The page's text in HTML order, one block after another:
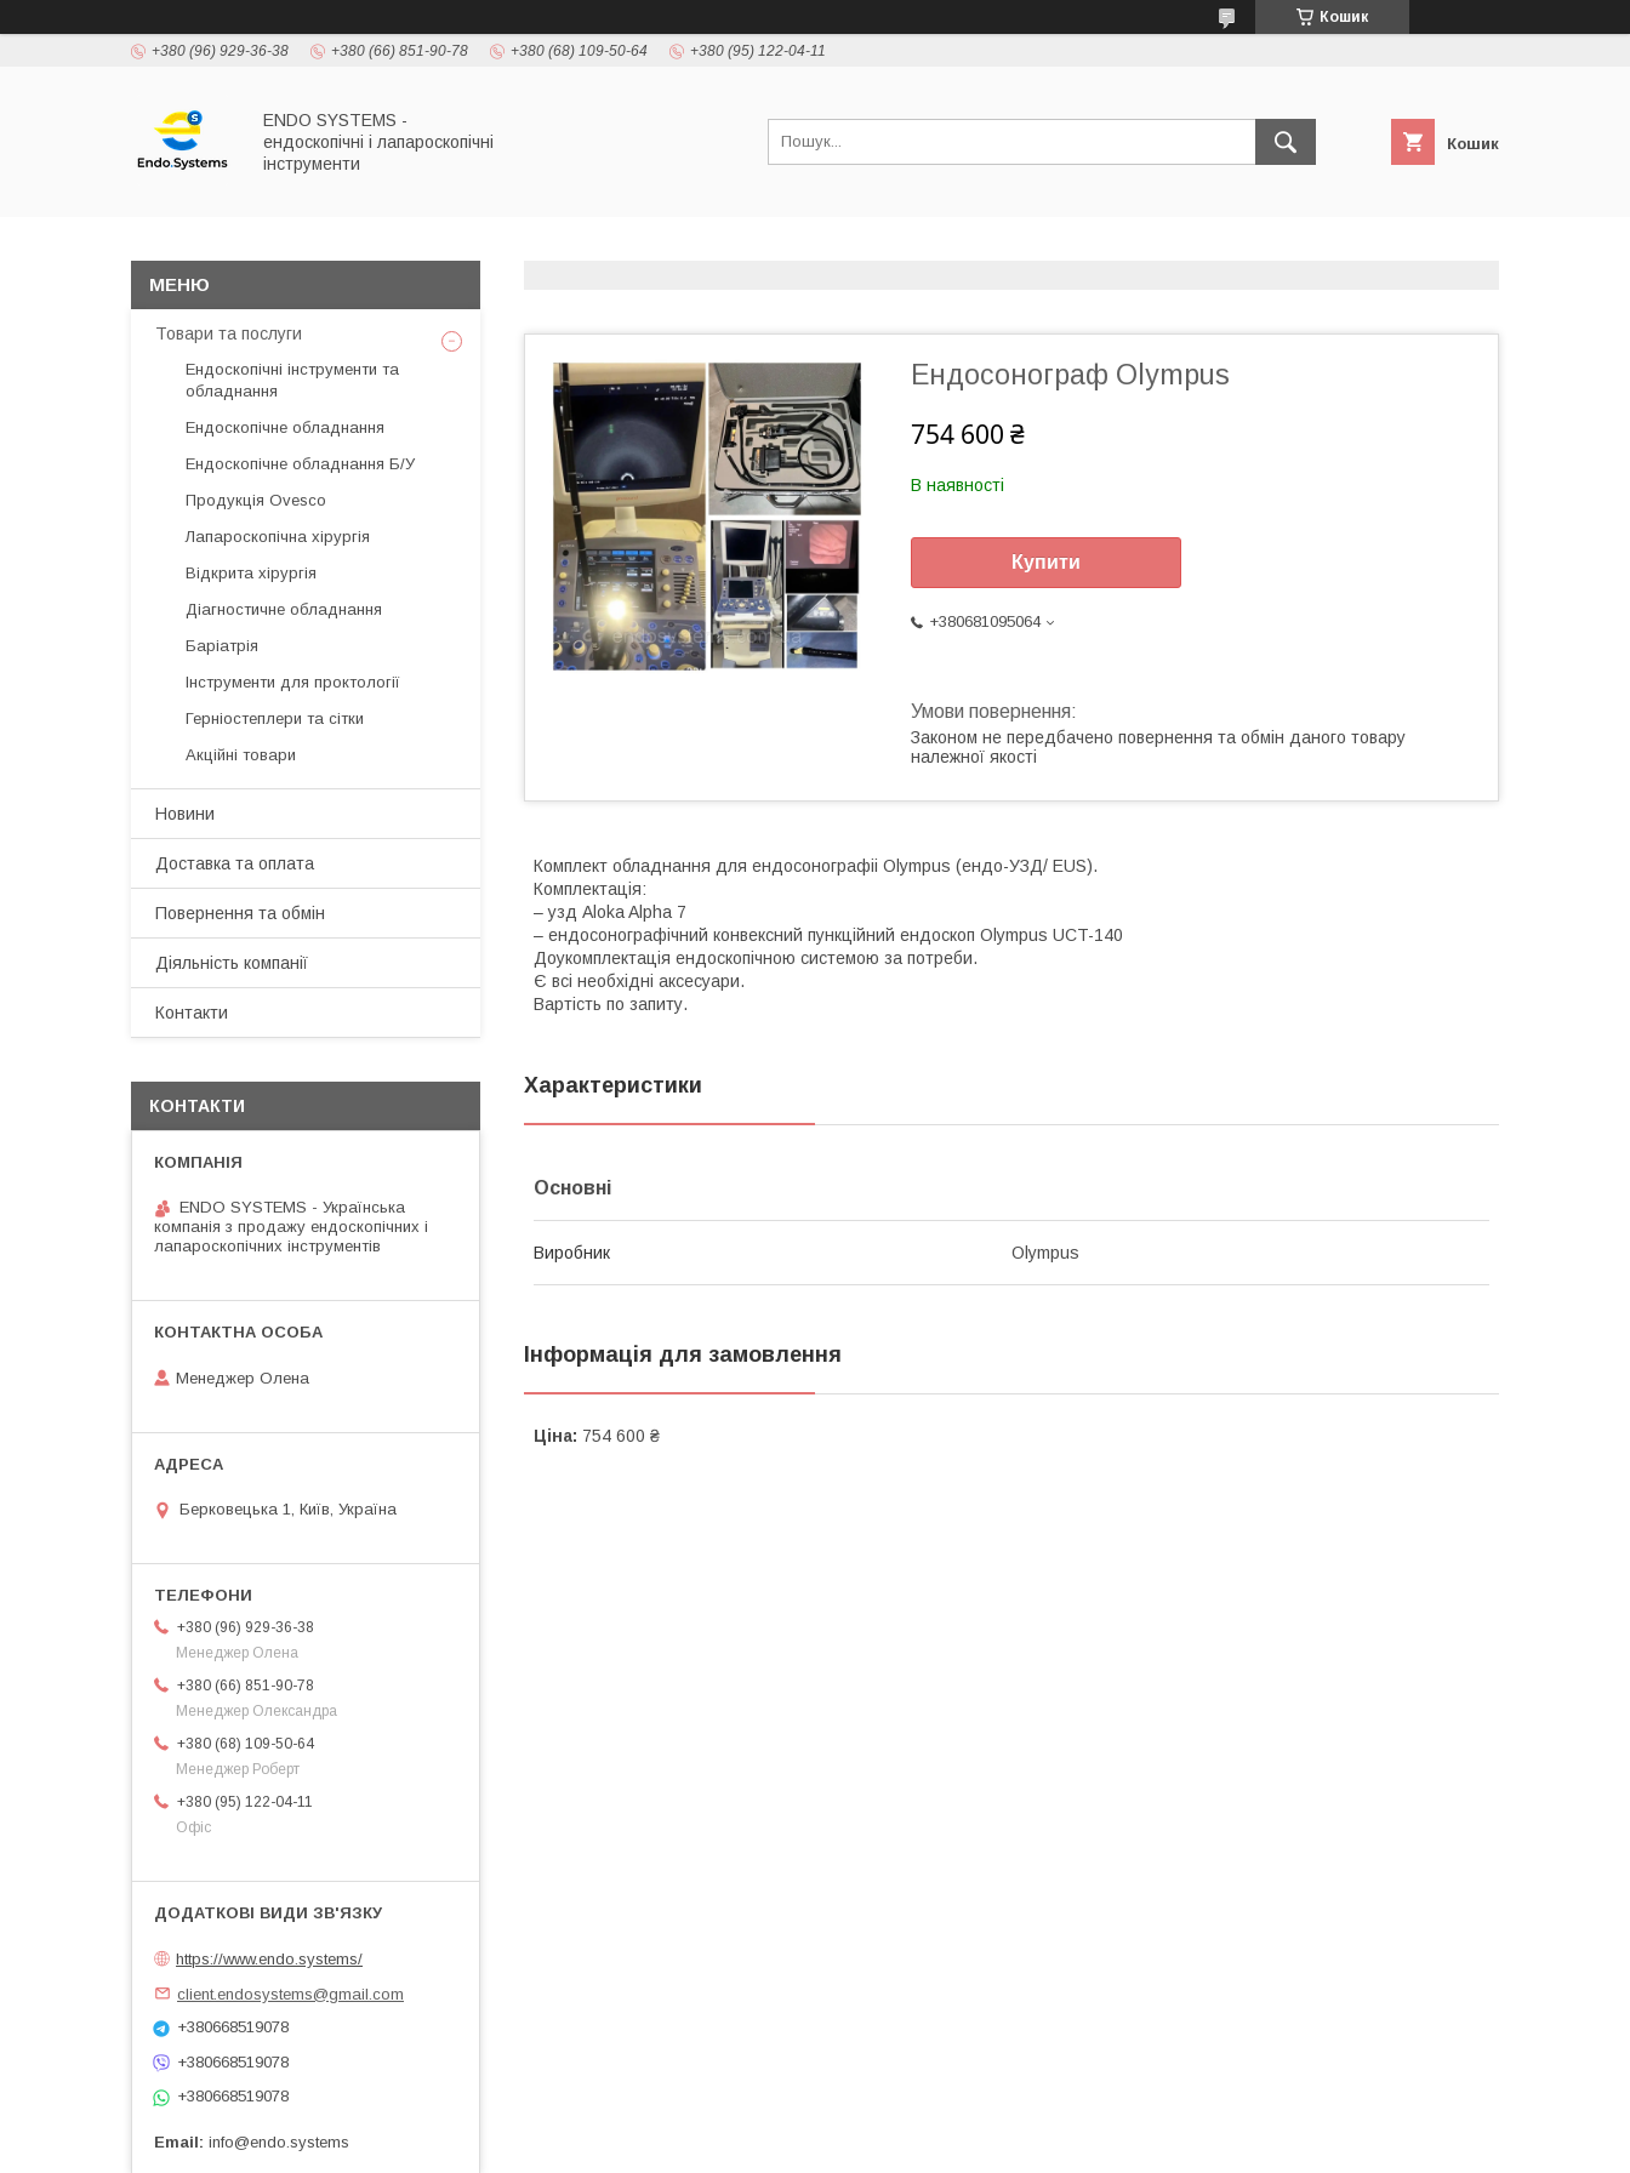
Кошик
+380 (96) 929-36-38 +380 (66) 851-90-78 +380 (68) 109-50-64 +380 (95) 122-04-11
ENDO SYSTEMS -
ендоскопічні і лапароскопічні
інструменти
Кошик
Ендосонограф Olympus
754 600 ₴
В наявності
Купити
+380681095064
Законом не передбачено повернення та обмін даного товару
належної якості
Комплект обладнання для ендосонографіі Olympus (ендо-УЗД/ EUS).
Комплектація:
– узд Aloka Alpha 7
– ендосонографічний конвексний пункційний ендоскоп Olympus UCT-140
Доукомплектація ендоскопічною системою за потреби.
Є всі необхідні аксесуари.
Вартість по запиту.
Характеристики
Основні
Виробник Olympus
Інформація для замовлення
Ціна: 754 600 ₴
Товари та послуги
Ендоскопічні інструменти та
обладнання
Ендоскопічне обладнання
Ендоскопічне обладнання Б/У
Продукція Ovesco
Лапароскопічна хірургія
Відкрита хірургія
Діагностичне обладнання
Баріатрія
Інструменти для проктології
Герніостеплери та сітки
Акційні товари
Новини
Доставка та оплата
Повернення та обмін
Діяльність компанії
Контакти
КОНТАКТИ
ENDO SYSTEMS - Українська
компанія з продажу ендоскопічних і
лапароскопічних інструментів
Менеджер Олена
Берковецька 1, Київ, Україна
+380 (96) 929-36-38
Менеджер Олена
+380 (66) 851-90-78
Менеджер Олександра
+380 (68) 109-50-64
Менеджер Роберт
+380 (95) 122-04-11
Офіс
https://www.endo.systems/
client.endosystems@gmail.com
+380668519078
+380668519078
+380668519078
Email info@endo.systems